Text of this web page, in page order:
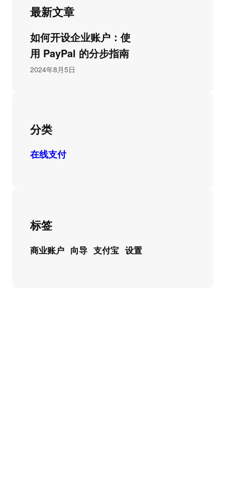
最新文章
如何开设企业账户：使
用 PayPal 的分步指南
2024年8月5日
分类
在线支付
标签
商业账户 向导 支付宝 设置